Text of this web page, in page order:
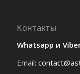
Контакты
Whatsapp и
Email: